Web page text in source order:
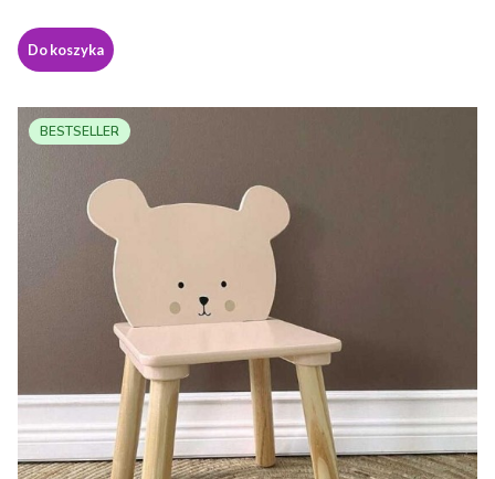
Do koszyka
BESTSELLER